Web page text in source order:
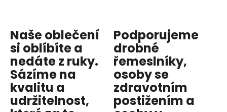
Naše oblečení
si oblíbíte a
nedáte z ruky.
Sázíme na
kvalitu a
udržitelnost,
Podporujeme
drobné
řemeslníky,
osoby se
zdravotním
postižením a